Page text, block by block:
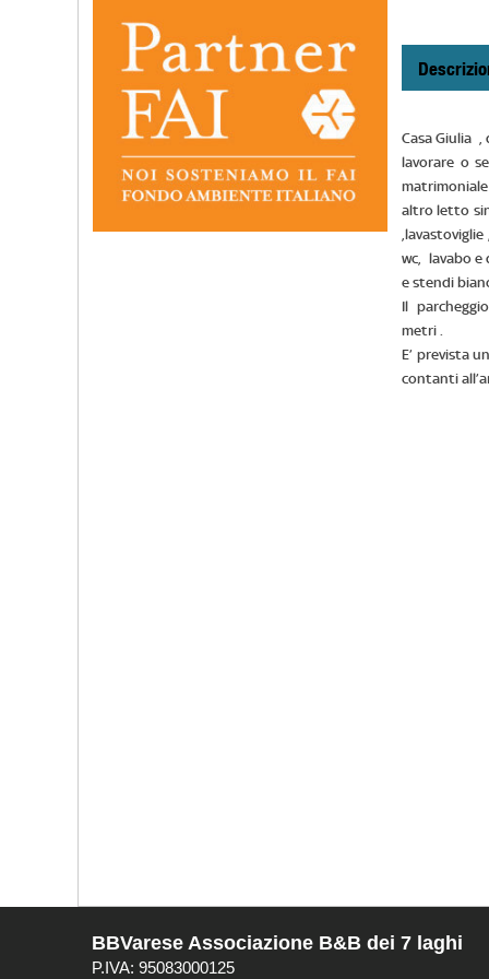
Casa Giulia ,
lavorare o
altro letto
wc, lavabo e
e stendi
Il
metri .
E’ prevista
contanti
BBVarese Associazione B&B dei 7 laghi
P.IVA: 95083000125